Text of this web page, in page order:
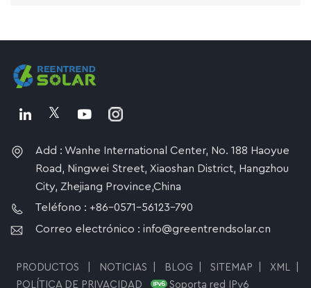
Add : Wanhe International Center, No. 188 Haoyue
Road, Ningwei Street, Xiaoshan District, Hangzhou
City, Zhejiang Province,China
Teléfono : +86-0571-56123-790
Correo electrónico : info@greentrendsolar.cn
PRODUCTOS NOTICIAS BLOG SITEMAP XML
POLÍTICA DE PRIVACIDAD
Soporta red IPv6